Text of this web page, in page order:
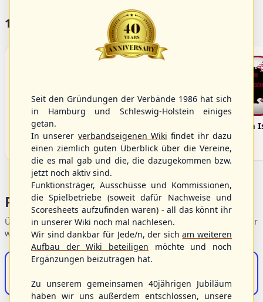
17 Vereine im S/HBV
Bargenstedt
Beavers
Fehmarn
Portalbereiche
Übersicht der Verbandsbereiche – wählen Sie einen Einstieg für
weiterführende Informationen.
S/HBV-Shop
Der Onlineshop des S/HBV
Seit den Gründungen der Verbände 1986 hat sich
in Hamburg und Schleswig-Holstein einiges
getan.
In unserer verbandseigenen Wiki findet ihr dazu
einen ziemlich guten Überblick über die Vereine,
die es mal gab und die, die dazugekommen bzw.
jetzt noch aktiv sind.
Funktionsträger, Ausschüsse und Kommissionen,
die Spielbetriebe (soweit dafür Nachweise und
Scoresheets aufzufinden waren) - all das könnt ihr
in unserer Wiki noch mal nachlesen.
Wir sind dankbar für Jede/n, der sicham weiteren
Aufbau der Wiki beteiligen möchte und noch
Ergänzungen beizutragen hat.
Zu unserem gemeinsamen 40jährigen Jubiläum
haben wir uns außerdem entschlossen, unsere